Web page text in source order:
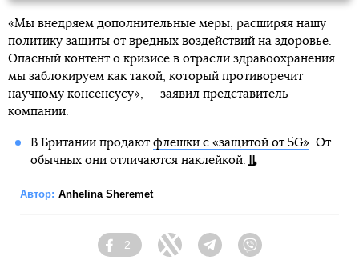
«Мы внедряем дополнительные меры, расширяя нашу
политику защиты от вредных воздействий на здоровье.
Опасный контент о кризисе в отрасли здравоохранения
мы заблокируем как такой, который противоречит
научному консенсусу», — заявил представитель
компании.
В Британии продают флешки с «защитой от 5G». От
обычных они отличаются наклейкой.
Автор: Anhelina Sheremet
Facebook
2
Twitter Telegram